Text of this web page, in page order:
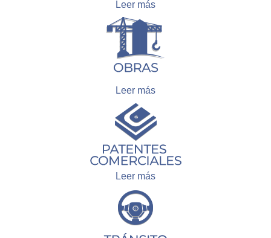
Leer más
Leer más
Leer más